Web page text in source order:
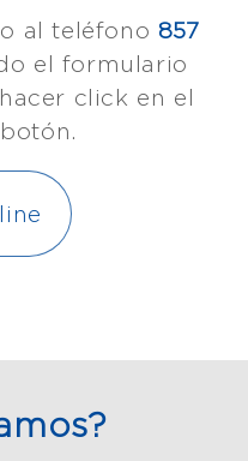
al teléfono 857
el formulario
click en el